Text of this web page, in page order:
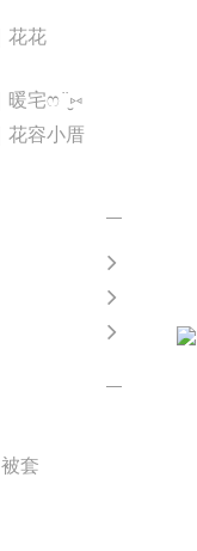
花花
暖宅ෆ¨̮⑅
花容小厝
套